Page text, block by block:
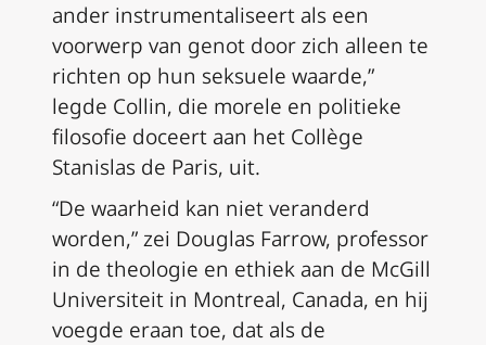
ander instrumentaliseert als een
voorwerp van genot door zich alleen te
richten op hun seksuele waarde,”
legde Collin, die morele en politieke
filosofie doceert aan het Collège
Stanislas de Paris, uit.
“De waarheid kan niet veranderd
worden,” zei Douglas Farrow, professor
in de theologie en ethiek aan de McGill
Universiteit in Montreal, Canada, en hij
voegde eraan toe, dat als de